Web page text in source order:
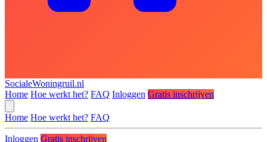
SocialeWoningruil.nl
Home Hoe werkt het? FAQ Inloggen Gratis inschrijven
Home Hoe werkt het? FAQ
Inloggen Gratis inschrijven